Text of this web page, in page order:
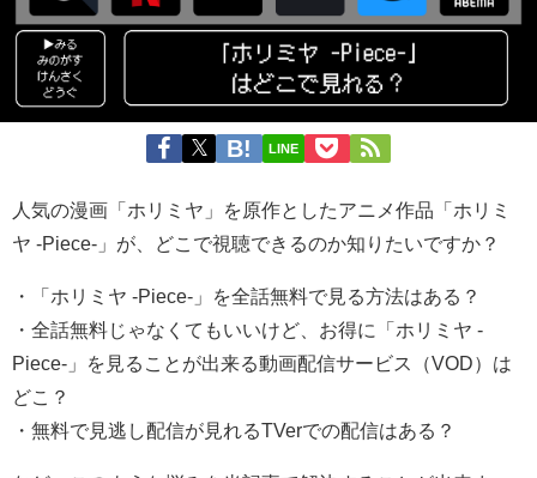
LINE
人気の漫画「ホリミヤ」を原作としたアニメ作品「ホリミ
ヤ -Piece-」が、どこで視聴できるのか知りたいですか？
・「ホリミヤ -Piece-」を全話無料で見る方法はある？
・全話無料じゃなくてもいいけど、お得に「ホリミヤ -
Piece-」を見ることが出来る動画配信サービス（VOD）は
どこ？
・無料で見逃し配信が見れるTVerでの配信はある？